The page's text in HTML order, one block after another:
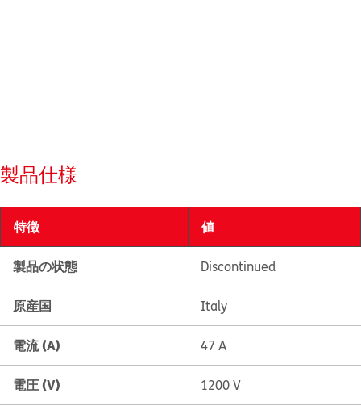
製品仕様
特徴 値
製品の状態 Discontinued
原産国 Italy
電流 (A) 47 A
電圧 (V) 1200 V